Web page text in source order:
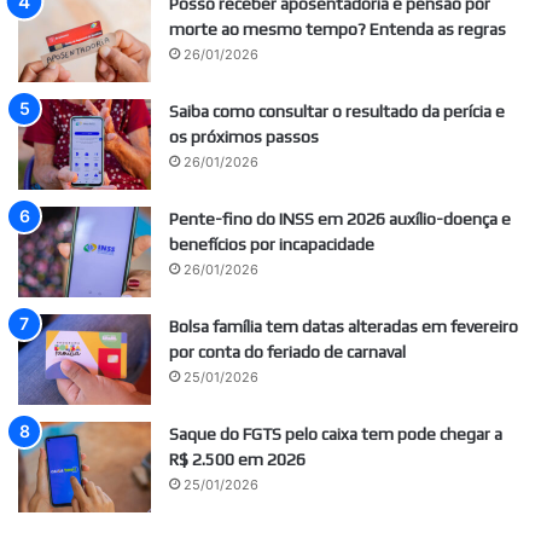
Posso receber aposentadoria e pensão por
morte ao mesmo tempo? Entenda as regras
26/01/2026
Saiba como consultar o resultado da perícia e
os próximos passos
26/01/2026
Pente-fino do INSS em 2026 auxílio-doença e
benefícios por incapacidade
26/01/2026
Bolsa família tem datas alteradas em fevereiro
por conta do feriado de carnaval
25/01/2026
Saque do FGTS pelo caixa tem pode chegar a
R$ 2.500 em 2026
25/01/2026